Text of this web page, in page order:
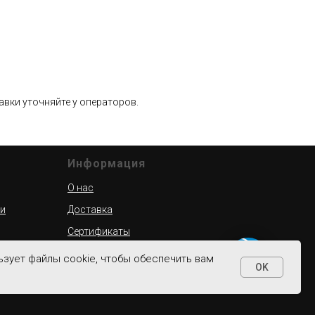
файлы cookie, чтобы обеспечить вам
OK
уточняйте у операторов.
Информация
О нас
Доставка
Сертификаты
Контакты